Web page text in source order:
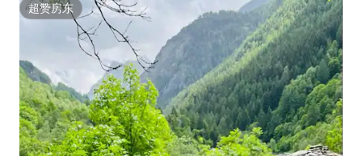
超赞房东
超赞房东